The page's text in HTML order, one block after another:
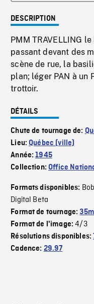
DESCRIPTION
PMM TRAVELLING
passant devant des
scène de rue, la
plan; léger PAN à un
trottoir.
DÉTAILS
Chute de tournage de:
Lieu:Québec (ville)
Année:1945
Collection:Office
Formats disponibles:
Digital Beta
Format de tournage:
Format de l'image:4/3
Résolutions disponibles:
Cadence: 29.97